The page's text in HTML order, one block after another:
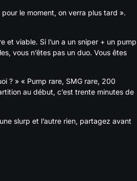
le moment, on verra plus tard ».
et viable. Si l’un a un sniper + un pump
vous n’êtes pas un duo. Vous êtes
? » « Pump rare, SMG rare, 200
au début, c’est trente minutes de
slurp et l’autre rien, partagez avant